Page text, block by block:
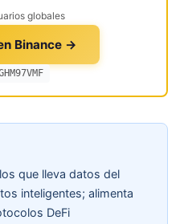
globales
Binance →
que lleva datos del
inteligentes; alimenta
DeFi